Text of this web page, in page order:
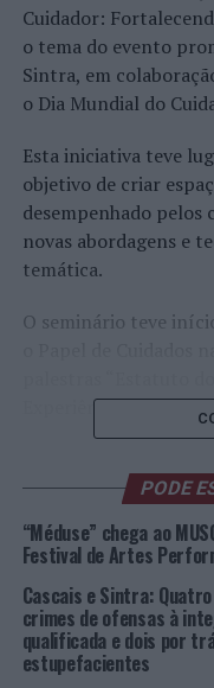
Cuidador:
o tema do evento
Sintra, em
o Dia Mundial do
Esta iniciativa teve
objetivo de criar
desempenhado
novas abordagens e
temática.
O seminário teve
Experiência dos
Municipal de Sintra
projeto “Estimulação
propósito de ajudar
a pessoa com
o seu bem-estar,
PODE
“Méduse” chega ao
Festival de Artes
Cascais e Sintra:
crimes de ofensas à
qualificada e dois por
estupefacientes